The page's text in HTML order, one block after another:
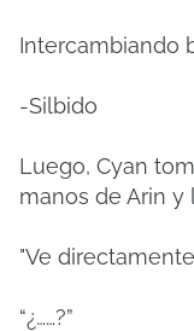
Intercambiando
-Silbido
Luego, Cyan
manos de Arin y
"Ve
“¿……?”